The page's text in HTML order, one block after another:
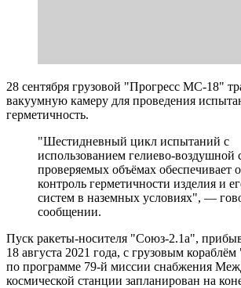
28 сентября грузовой "Прогресс МС-18"
вакуумную камеру для проведения
герметичность.
"Шестидневный цикл испытаний с
использованием гелиево-воздушной
проверяемых объёмах обеспечивает
контроль герметичности изделия и
систем в наземных условиях", —
сообщении.
Пуск ракеты-носителя "Союз-2.1а",
18 августа 2021 года, с грузовым
по программе 79-й миссии снабжения
космической станции запланирован на